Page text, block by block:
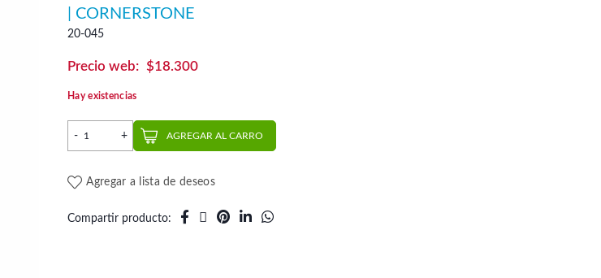
| CORNERSTONE
20-045
$18.300
Hay existencias
Adaptador de Ligaduras Metálicas + Band Pusher | CornerStone cantidad
AGREGAR AL CARRO
Agregar a lista de deseos
Compartir producto